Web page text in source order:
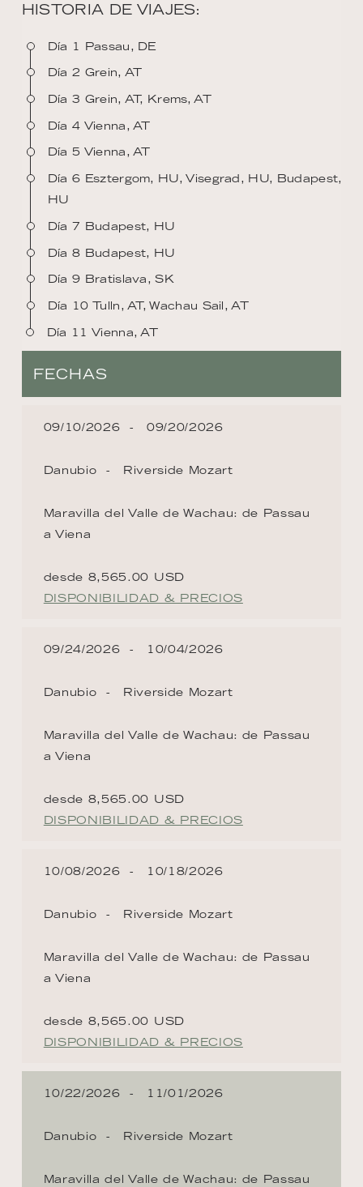
HISTORIA DE VIAJES:
Día 1 Passau, DE
Día 2 Grein, AT
Día 3 Grein, AT, Krems, AT
Día 4 Vienna, AT
Día 5 Vienna, AT
Día 6 Esztergom, HU, Visegrad, HU, Budapest,
HU
Día 7 Budapest, HU
Día 8 Budapest, HU
Día 9 Bratislava, SK
Día 10 Tulln, AT, Wachau Sail, AT
Día 11 Vienna, AT
FECHAS
09/10/2026 09/20/2026
Danubio Riverside Mozart
Maravilla del Valle de Wachau: de Passau
a Viena
desde 8,565.00 USD
DISPONIBILIDAD & PRECIOS
09/24/2026 10/04/2026
Danubio Riverside Mozart
Maravilla del Valle de Wachau: de Passau
a Viena
desde 8,565.00 USD
DISPONIBILIDAD & PRECIOS
10/08/2026 10/18/2026
Danubio Riverside Mozart
Maravilla del Valle de Wachau: de Passau
a Viena
desde 8,565.00 USD
DISPONIBILIDAD & PRECIOS
10/22/2026 11/01/2026
Danubio Riverside Mozart
Maravilla del Valle de Wachau: de Passau